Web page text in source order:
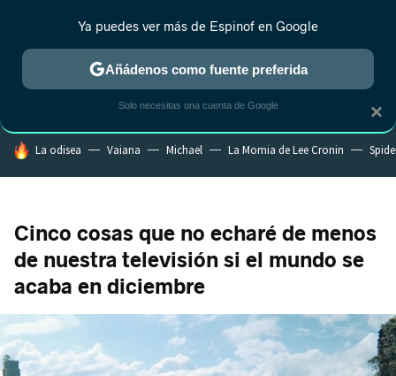
ESTRENOS REALITY ANIME RANKINGS CINE
HOY SE HABLA DE
La odisea Vaiana Michael La Momia de Lee Cronin
Cinco cosas que no echaré de menos
de nuestra televisión si el mundo se
acaba en diciembre
×
Ya puedes ver más de Espinof en Google
Añádenos como fuente preferida
Solo necesitas una cuenta de Google